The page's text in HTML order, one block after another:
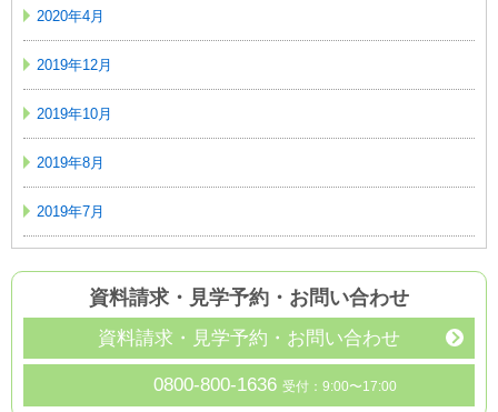
2020年4月
2019年12月
2019年10月
2019年8月
2019年7月
資料請求・見学予約 ・ お問い合わせ
資料請求・見学予約・お問い合わせ
0800-800-1636 受付：9:00〜17:00